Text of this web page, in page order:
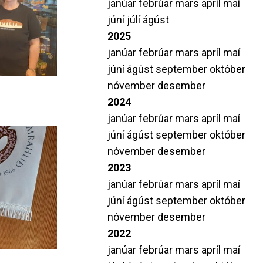
MH
S.
Leiðbeiningar varðandi próf
Stöðumat í tungumálum
Beiðni um aðgang að prófum
Upplýsingar um lokapróf á Duggu
janúarfebrúar mars apríl maí
júní júlíágúst
2025
janúarfebrúar mars apríl maí
júníágúst september október
nóvember desember
2024
janúarfebrúar mars apríl maí
júníágúst september október
nóvember desember
2023
janúarfebrúar mars apríl maí
júníágúst september október
nóvember desember
2022
janúarfebrúar mars apríl maí